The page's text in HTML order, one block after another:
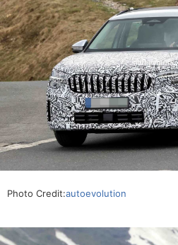
Photo Credit:autoevolution